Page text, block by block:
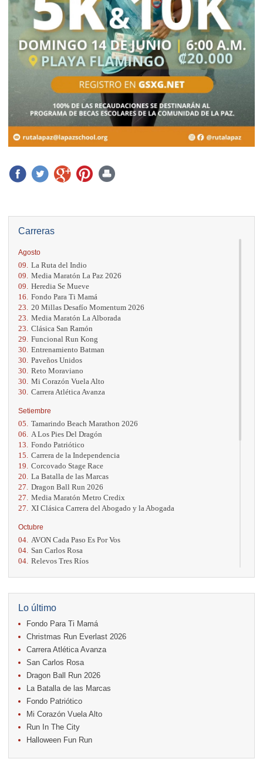
Carreras
Agosto
09. La Ruta del Indio
09. Media Maratón La Paz 2026
09. Heredia Se Mueve
16. Fondo Para Ti Mamá
23. 20 Millas Desafío Momentum 2026
23. Media Maratón La Alborada
23. Clásica San Ramón
29. Funcional Run Kong
30. Entrenamiento Batman
30. Paveños Unidos
30. Reto Moraviano
30. Mi Corazón Vuela Alto
30. Carrera Atlética Avanza
Setiembre
05. Tamarindo Beach Marathon 2026
06.
A Los Pies Del Dragón
13. Fondo Patriótico
15. Carrera de la Independencia
19. Corcovado Stage Race
20. La Batalla de las Marcas
27. Dragon Ball Run 2026
27. Media Maratón Metro Credix
27.
XI Clásica Carrera del Abogado y la Abogada
Octubre
04. AVON Cada Paso Es Por Vos
04. San Carlos Rosa
04. Relevos Tres Ríos
17. Caribe Paradise Run
18.
Casa Turire Trail Run
18. Warriors Run Circuit
18. Samsung Jacó Beach Half Marathon 2026
25. KRun by Under Armour
25. Run Alajuela
Noviembre
08. Lindora Run
15. Entre Pan y Rosas
Diciembre
06. Trail Vulcania 2026
12. Media Maratón Puntarenas 2026
Lo último
Fondo Para Ti Mamá
Christmas Run Everlast 2026
Carrera Atlética Avanza
San Carlos Rosa
Dragon Ball Run 2026
La Batalla de las Marcas
Fondo Patriótico
Mi Corazón Vuela Alto
Run In The City
Halloween Fun Run